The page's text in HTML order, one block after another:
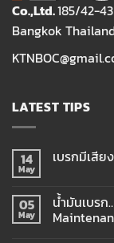
Co.,Ltd.185/42-
Bangkok
LATEST TIPS
14
May
เบรกมีเสี
05
May
น้ำมันเบร